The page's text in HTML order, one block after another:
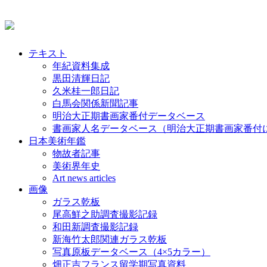
テキスト
年紀資料集成
黒田清輝日記
久米桂一郎日記
白馬会関係新聞記事
明治大正期書画家番付データベース
書画家人名データベース（明治大正期書画家番付
日本美術年鑑
物故者記事
美術界年史
Art news articles
画像
ガラス乾板
尾高鮮之助調査撮影記録
和田新調査撮影記録
新海竹太郎関連ガラス乾板
写真原板データベース（4×5カラー）
畑正吉フランス留学期写真資料